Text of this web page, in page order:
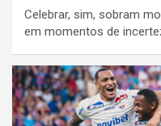
Celebrar, sim, sobram
em momentos de